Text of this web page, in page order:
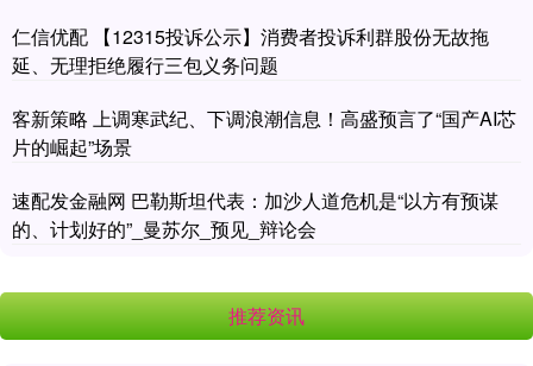
仁信优配 【12315投诉公示】消费者投诉利群股份无故拖
延、无理拒绝履行三包义务问题
客新策略 上调寒武纪、下调浪潮信息！高盛预言了“国产AI芯
片的崛起”场景
速配发金融网 巴勒斯坦代表：加沙人道危机是“以方有预谋
的、计划好的”_曼苏尔_预见_辩论会
推荐资讯